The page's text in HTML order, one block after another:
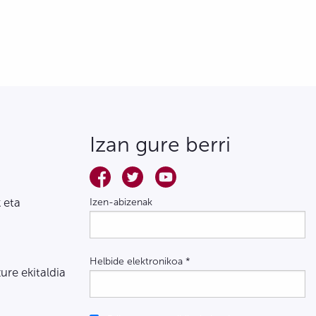
eta
ekitaldia
Izan gure berri
Izen-abizenak
Helbide elektronikoa *